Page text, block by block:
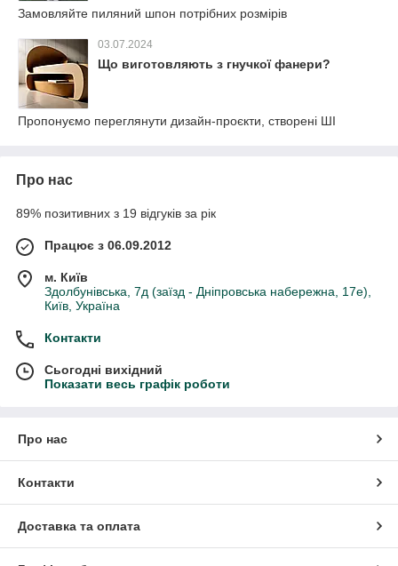
Замовляйте пиляний шпон потрібних розмірів
03.07.2024
Що виготовляють з гнучкої фанери?
Пропонуємо переглянути дизайн-проєкти, створені ШІ
Про нас
89% позитивних з 19 відгуків за рік
Працює з 06.09.2012
м. Київ
Здолбунівська, 7д (заїзд - Дніпровська набережна, 17е),
Київ, Україна
Контакти
Сьогодні вихідний
Показати весь графік роботи
Про нас
Контакти
Доставка та оплата